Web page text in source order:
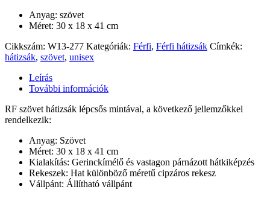
Anyag: szövet
Méret: 30 x 18 x 41 cm
Cikkszám: W13-277 Kategóriák: Férfi, Férfi hátizsák Címkék:
hátizsák, szövet, unisex
Leírás
További információk
RF szövet hátizsák lépcsős mintával, a következő jellemzőkkel
rendelkezik:
Anyag: Szövet
Méret: 30 x 18 x 41 cm
Kialakítás: Gerinckímélő és vastagon párnázott hátkiképzés
Rekeszek: Hat különböző méretű cipzáros rekesz
Vállpánt: Állítható vállpánt